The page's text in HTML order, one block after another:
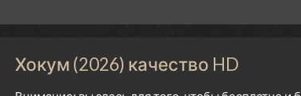
Хокум (2026) качество HD